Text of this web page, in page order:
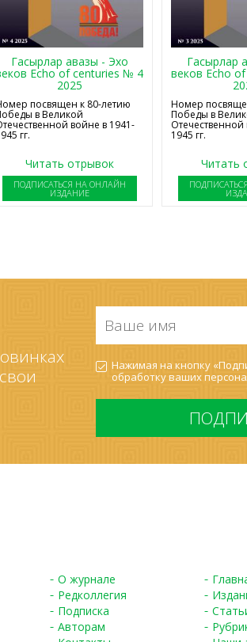
Гасырлар авазы - Эхо
Echo of centuries № 4
2025
посвящен к 80-летию
в Великой
войне в 1941-
гг.
Читать отрывок
ПОДПИСАТЬСЯ НА ОНЛАЙН
ИЗДАНИЕ
Гасырлар
веков Echo
Номер
Победы в
1945 гг.
Читать
имя
*
Согласие
на
обработку
*
Нажимая на кнопку
обработку ваших
О журнале
Редколлегия
Подписка
Авторам